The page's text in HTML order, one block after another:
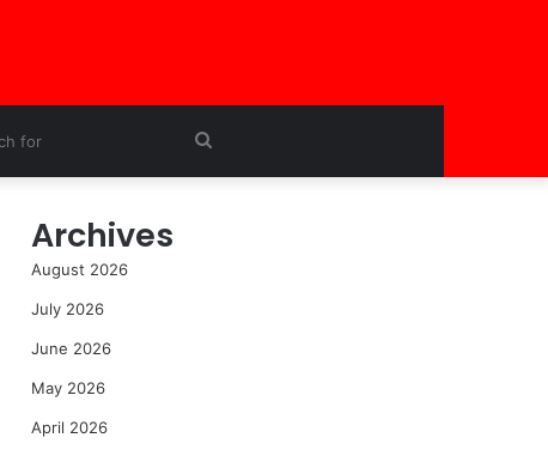
Archives
August 2026
July 2026
June 2026
May 2026
April 2026